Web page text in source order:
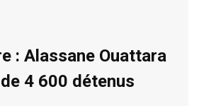
: Alassane Ouattara
4 600 détenus